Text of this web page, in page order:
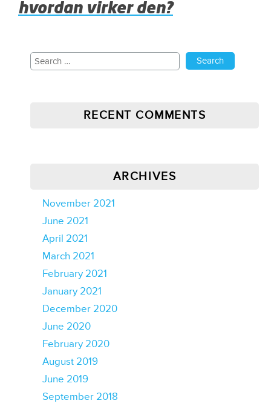
hvordan virker den?
RECENT COMMENTS
ARCHIVES
November 2021
June 2021
April 2021
March 2021
February 2021
January 2021
December 2020
June 2020
February 2020
August 2019
June 2019
September 2018